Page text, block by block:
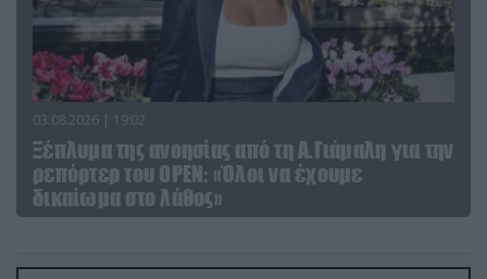
03.08.2026 | 19:02
Ξέπλυμα της ανοησίας από τη Α.Γιάμαλη για την
ρεπόρτερ του ΟΡΕΝ: «Όλοι να έχουμε
δικαίωμα στο λάθος»